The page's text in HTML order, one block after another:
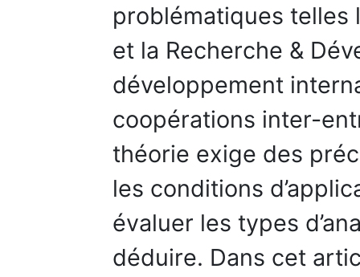
problématiques telles
et la Recherche &
développement
coopérations inter-
théorie exige des
les conditions
évaluer les types
déduire. Dans cet